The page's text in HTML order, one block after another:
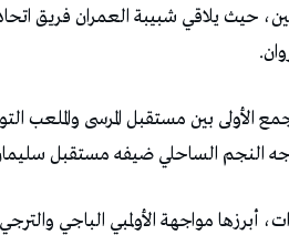
حيث يلاقي شبيبة العمران فريق
الأولى بين مستقبل المرسى والملعب
النجم الساحلي ضيفه مستقبل
أبرزها مواجهة الأولمبي الباجي